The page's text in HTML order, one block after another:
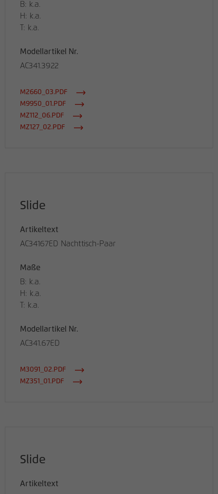
B: k.a.
H: k.a.
T: k.a.
Modellartikel Nr.
AC341.3922
M2660_03.PDF
M9950_01.PDF
MZ112_06.PDF
MZ127_02.PDF
Slide
Artikeltext
AC34167ED Nachttisch-Paar
Maße
B: k.a.
H: k.a.
T: k.a.
Modellartikel Nr.
AC341.67ED
M3091_02.PDF
MZ351_01.PDF
Slide
Artikeltext